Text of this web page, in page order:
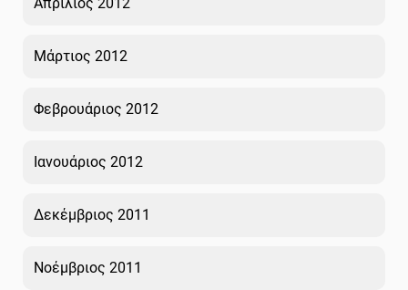
Απρίλιος 2012
Μάρτιος 2012
Φεβρουάριος 2012
Ιανουάριος 2012
Δεκέμβριος 2011
Νοέμβριος 2011